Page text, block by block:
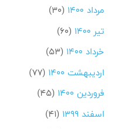
مرداد ۱۴۰۰
(۳۰)
تیر ۱۴۰۰
(۶۰)
خرداد ۱۴۰۰
(۵۳)
اردیبهشت ۱۴۰۰
(۷۷)
فروردین ۱۴۰۰
(۴۵)
اسفند ۱۳۹۹
(۴۱)